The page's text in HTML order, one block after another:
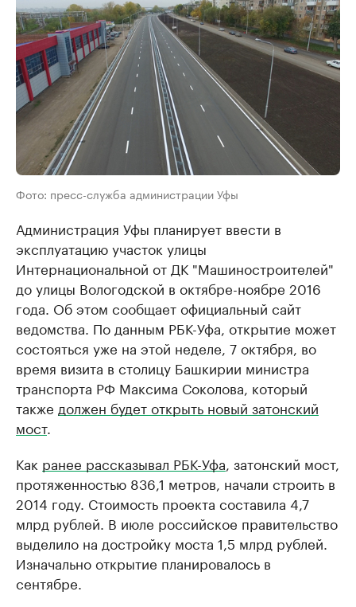
Фото: пресс-служба администрации Уфы
Администрация Уфы планирует ввести в
эксплуатацию участок улицы
Интернациональной от ДК "Машиностроителей"
до улицы Вологодской в октябре-ноябре 2016
года. Об этом сообщает официальный сайт
ведомства. По данным РБК-Уфа, открытие может
состояться уже на этой неделе, 7 октября, во
время визита в столицу Башкирии министра
транспорта РФ Максима Соколова, который
также должен будет открыть новый затонский
мост.
Как ранее рассказывал РБК-Уфа, затонский мост,
протяженностью 836,1 метров, начали строить в
2014 году. Стоимость проекта составила 4,7
млрд рублей. В июле российское правительство
выделило на достройку моста 1,5 млрд рублей.
Изначально открытие планировалось в
сентябре.